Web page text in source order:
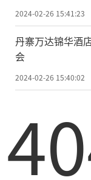
2024-02-26 15:41:23
丹寨万达锦华酒
会
2024-02-26 15:40:02